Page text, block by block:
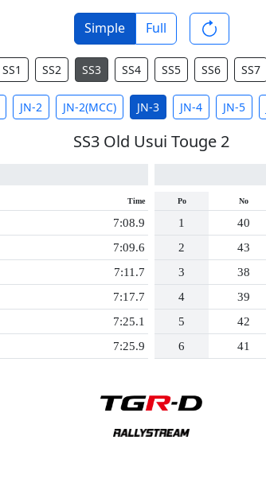
Simple Full
SS1 SS2 SS3 SS4 SS5 SS6 SS7
JN-2 JN-2(MCC) JN-3 JN-4 JN-5
SS3 Old Usui Touge 2
Time
7:08.9
7:09.6
7:11.7
7:17.7
7:25.1
7:25.9
Po No
1 40
2
43
3
38
4
39
5
42
6
41